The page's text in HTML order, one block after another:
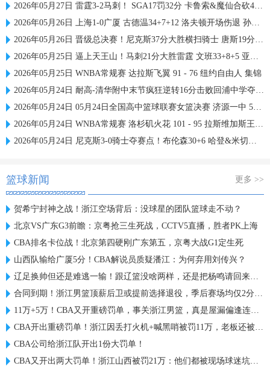
2026年05月27日 雷霆3-2马刺！ SGA17罚32分 卡鲁索&魔仙合砍42分 文班15中4
2026年05月26日 上海1-0广厦 古德温34+7+12 洛夫顿开场伤退 孙铭徽0分&5失误
2026年05月26日 晋级总决赛！尼克斯37分大胜横扫骑士 唐斯19分 哈登2球5失误
2026年05月25日 逼上天王山！马刺21分大胜雷霆 文班33+8+5 亚历山大19+7
2026年05月25日 WNBA常规赛 达拉斯飞翼 91 - 76 纽约自由人 集锦
2026年05月24日 耐高-清华附中末节疯狂逆转16分击败回浦中学夺得校史第15冠
2026年05月24日 05月24日全国高中篮球联赛女篮决赛 济源一中 56 - 76 东北师大附中 全场集锦
2026年05月24日 WNBA常规赛 洛杉矶火花 101 - 95 拉斯维加斯王牌 全场集锦
2026年05月24日 尼克斯3-0骑士夺赛点！布伦森30+6 哈登&米切尔合计11失误
篮球新闻 更多 >>
贺希宁封神之战！浙江空场背后：没球星的团队篮球走不动？
北京VS广东G3前瞻：京粤抢三生死战，CCTV5直播，胜者PK上海
CBA排名卡位战！北京第四硬刚广东第五，京粤大战G1定生死
山西队输给广厦5分！CBA解说员质疑潘江：为何弃用刘传兴？
辽足换帅但还是难逃一输！跟辽篮没啥两样，还是把杨鸣请回来吧？
合同到期！浙江男篮顶薪后卫或提前选择退役，季后赛场均仅2分3板
11万+5万！CBA又开重磅罚单，事关浙江男篮，真是屋漏偏逢连夜雨
CBA开出重磅罚单！浙江因丢打火机+喊黑哨被罚11万，老板还被禁赛
CBA公司给浙江队开出1份大罚单！
CBA又开出两大罚单！浙江山西被罚21万：他们都被现场球迷坑惨了